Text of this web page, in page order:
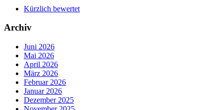
Kürzlich bewertet
Archiv
Juni 2026
Mai 2026
April 2026
März 2026
Februar 2026
Januar 2026
Dezember 2025